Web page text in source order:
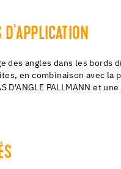
des angles dans les bords
en combinaison avec la
D'ANGLE PALLMANN et